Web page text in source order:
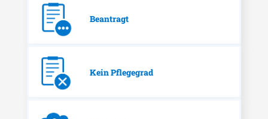
Beantragt
Kein Pflegegrad